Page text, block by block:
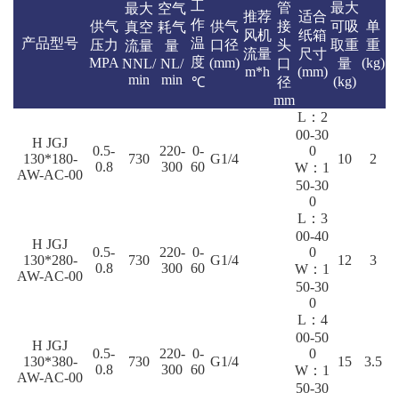
产品型号
供气
压力
MPA
最大
真空
流量
NNL/
min
空气
耗气
量
NL/
min
工
作
温
度
℃
供气
口径
(mm)
推荐
风机
流量
m*h
管
接
头
口
径
mm
适合
纸箱
尺寸
(mm)
最大
可吸
取重
量
(kg)
单
重
(kg)
H JGJ
130*180-
AW-AC-00
0.5-
0.8
730
220-
300
0-
60
G1/4
L：2
00-30
0
W：1
50-30
0
10 2
H JGJ
130*280-
AW-AC-00
0.5-
0.8
730
220-
300
0-
60
G1/4
L：3
00-40
0
W：1
50-30
0
12 3
H JGJ
130*380-
AW-AC-00
0.5-
0.8
730
220-
300
0-
60
G1/4
L：4
00-50
0
W：1
50-30
15 3.5